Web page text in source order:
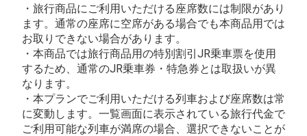
・旅行商品にご利用いただける座席数には制限があり
ます。通常の座席に空席がある場合でも本商品用では
お取りできない場合があります。
・本商品では旅行商品用の特別割引JR乗車票を使用
するため、通常のJR乗車券・特急券とは取扱いが異
なります。
・本プランでご利用いただける列車および座席数は常
に変動します。一覧画面に表示されている旅行代金で
ご利用可能な列車が満席の場合、選択できないことが